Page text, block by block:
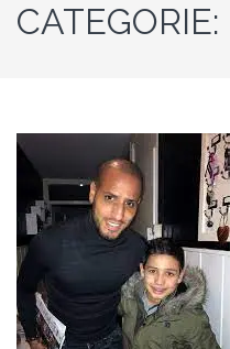
CATEGORIE: